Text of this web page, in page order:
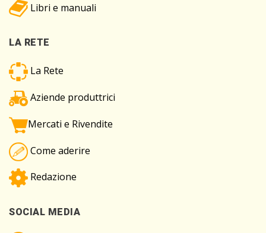
Libri e manuali
LA RETE
La Rete
Aziende produttrici
Mercati e Rivendite
Come aderire
Redazione
SOCIAL MEDIA